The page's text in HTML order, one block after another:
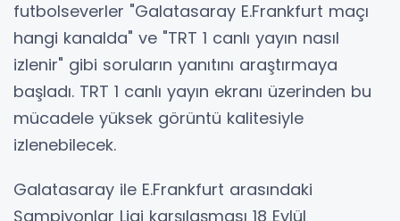
futbolseverler "Galatasaray E.Frankfurt maçı
hangi kanalda" ve "TRT 1 canlı yayın nasıl
izlenir" gibi soruların yanıtını araştırmaya
başladı. TRT 1 canlı yayın ekranı üzerinden bu
mücadele yüksek görüntü kalitesiyle
izlenebilecek.
Galatasaray ile E.Frankfurt arasındaki
Şampiyonlar Ligi karşılaşması 18 Eylül